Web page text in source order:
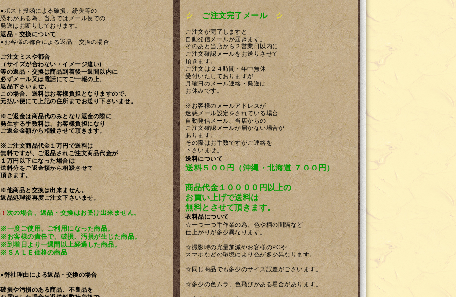
●ポスト投函による破損、紛失等の
恐れがある為、当店ではメール便での
発送はお断りしております。
返品・交換について
●お客様の都合による返品・交換の場合
ご注文ミスや都合
（サイズが合わない・イメージ違い)
等の返品・交換は商品到着後一週間以内に
必ずメール又は電話にてご一報の上、
返品下さいませ。
この場合、送料はお客様負担となりますので、
元払い便にて上記の住所までお送り下さいませ。
※ご返金は商品代のみとなり返金の際に
発生する手数料は、お客様負担になり
ご返金金額から相殺させて頂きます。
※ご注文商品代金１万円で送料は
無料ですが、ご返品されご注文商品代金が
１万円以下になった場合は
送料分をご返金額から相殺させて
頂きます。
※他商品と交換は出来ません。
返品処理後再度ご注文下さいませ。
！ 次の場合、返品・交換はお受け出来ません。
※一度ご使用、ご利用になった商品。
※お客様の責任で、破損、汚損が生じた商品。
※到着日より一週間以上経過した商品。
※ＳＡＬＥ価格の商品
●弊社理由による返品・交換の場合
破損や汚損のある商品、不良品を
☆ ご注文完了メール ☆
ご注文が完了しますと
自動発信メールが届きます。
そのあと当店から２営業日以内に
ご注文確認メールをお送りさせて
頂きます。
ご注文は２４時間・年中無休
受付いたしておりますが
月曜日のメール連絡・発送は
お休みです。
※お客様のメールアドレスが
迷惑メール設定をされている場合
自動発信メール、当店からの
ご注文確認メールが届かない場合が
あります。
その際はお手数ですがご連絡を
下さいませ。
送料について
送料５００円（沖縄・北海道 ７００円）
商品代金１００００円以上の
お買い上げで送料は
無料とさせて頂きます。
衣料品について
☆一つ一つ手作業の為、色や柄の間隔など
仕上がりが多少異なります。
☆撮影時の光量加減やお客様のPCや
スマホなどの環境により色が多少異なります。
☆同じ商品でも多少のサイズ誤差がございます。
☆多少の色ムラ、色飛びがある場合があります。